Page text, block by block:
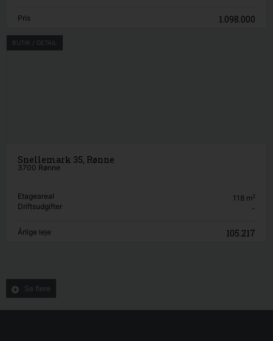
Pris 1.098.000
BUTIK / DETAIL
Snellemark 35, Rønne
3700 Rønne
Etageareal 118 m2
Driftsudgifter -
Årlige leje 105.217
Se flere